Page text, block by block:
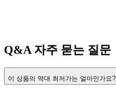
Q&A자주 묻는 질문
이 상품의 역대 최저가는 얼마인가요?